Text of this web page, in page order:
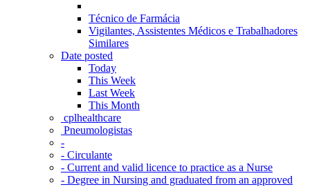
Técnico de Farmácia
Vigilantes, Assistentes Médicos e Trabalhadores
Similares
Date posted
Today
This Week
Last Week
This Month
‎ cplhealthcare‬
Pneumologistas
-
- Circulante
- Current and valid licence to practice as a Nurse
- Degree in Nursing and graduated from an approved